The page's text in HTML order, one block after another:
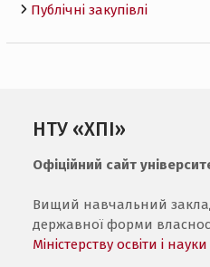
Публічні закупівлі
НТУ «ХПІ»
Офіційний сайт
Вищий навчальний
державної форми
Міністерству освіти і